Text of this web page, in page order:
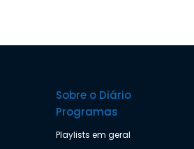
Sobre o Diário
Programas
Playlists em geral